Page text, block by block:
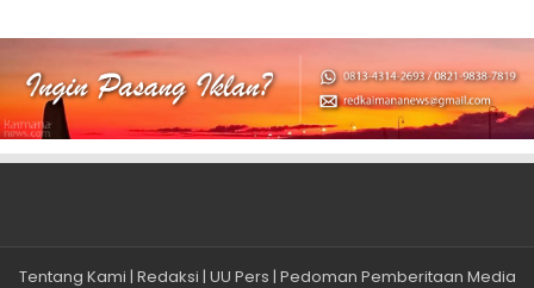
Tentang Kami | Redaksi | UU Pers | Pedoman Pemberitaan Media